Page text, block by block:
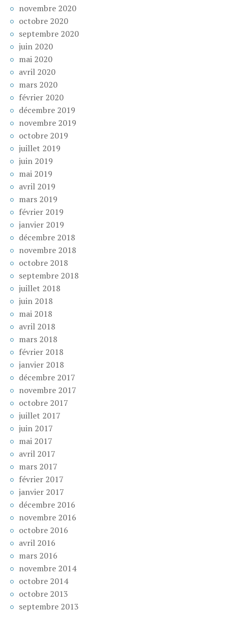
novembre 2020
octobre 2020
septembre 2020
juin 2020
mai 2020
avril 2020
mars 2020
février 2020
décembre 2019
novembre 2019
octobre 2019
juillet 2019
juin 2019
mai 2019
avril 2019
mars 2019
février 2019
janvier 2019
décembre 2018
novembre 2018
octobre 2018
septembre 2018
juillet 2018
juin 2018
mai 2018
avril 2018
mars 2018
février 2018
janvier 2018
décembre 2017
novembre 2017
octobre 2017
juillet 2017
juin 2017
mai 2017
avril 2017
mars 2017
février 2017
janvier 2017
décembre 2016
novembre 2016
octobre 2016
avril 2016
mars 2016
novembre 2014
octobre 2014
octobre 2013
septembre 2013